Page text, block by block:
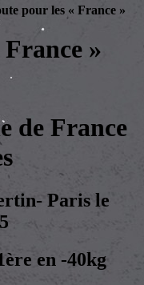
pour les « France »
»
de France
Paris le
en -40kg